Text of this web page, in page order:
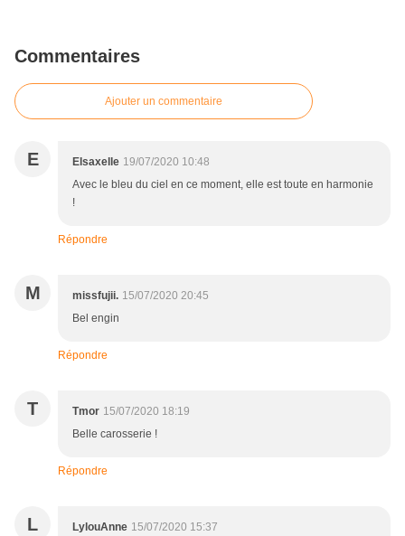
Commentaires
Ajouter un commentaire
E Elsaxelle 19/07/2020 10:48
Avec le bleu du ciel en ce moment, elle est toute en harmonie
!
Répondre
M missfujii. 15/07/2020 20:45
Bel engin
Répondre
T Tmor 15/07/2020 18:19
Belle carosserie !
Répondre
L LylouAnne 15/07/2020 15:37